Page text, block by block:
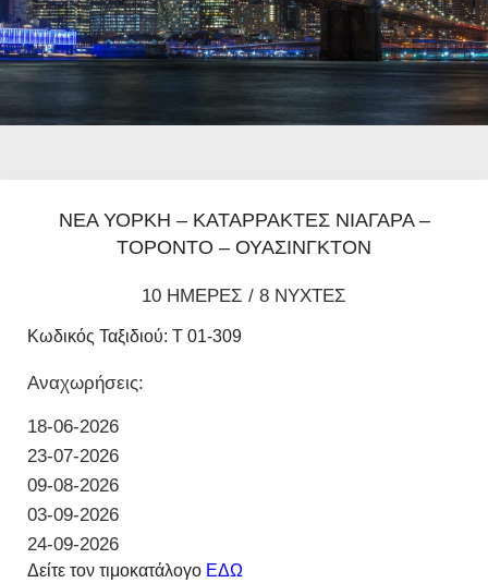
ΝΕΑ ΥΟΡΚΗ – ΚΑΤΑΡΡΑΚΤΕΣ ΝΙΑΓΑΡΑ –
ΤΟΡΟΝΤΟ – ΟΥΑΣΙΝΓΚΤΟΝ
10 ΗΜΕΡΕΣ / 8 ΝΥΧΤΕΣ
Κωδικός Ταξιδιού: T 01-309
Αναχωρήσεις:
18-06-2026
23-07-2026
09-08-2026
03-09-2026
24-09-2026
Δείτε τον τιμοκατάλογο ΕΔΩ